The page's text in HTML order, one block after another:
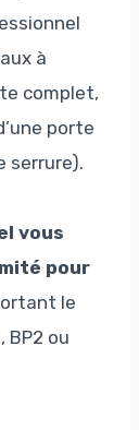
à
complet,
porte
serrure).
vous
pour
le
BP2 ou